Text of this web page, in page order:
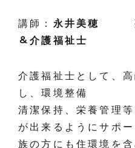
講師： 永井美穂 整
＆介護福祉士
介護福祉士として、
し、環境整備
清潔保持、栄養管理
が出来るようにサポ
族の方にも住環境を